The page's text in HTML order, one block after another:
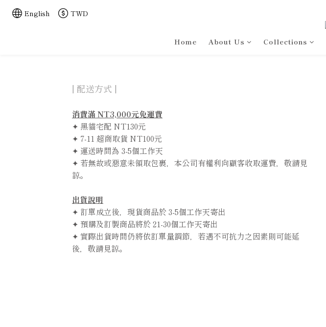
English TWD
Home About Us Collections
| 配送方式 |
消費滿 NT3,000元免運費
✦ 黑貓宅配 NT130元
✦ 7-11 超商取貨 NT100元
✦ 運送時間為 3-5個工作天
✦ 若無故或惡意未領取包裹，本公司有權利向顧客收取運費，敬請見
諒。
出貨說明
✦ 訂單成立後，現貨商品於 3-5個工作天寄出
✦ 預購及訂製商品將於 21-30個工作天寄出
✦ 實際出貨時間仍將依訂單量調節，若遇不可抗力之因素則可能延
後，敬請見諒。